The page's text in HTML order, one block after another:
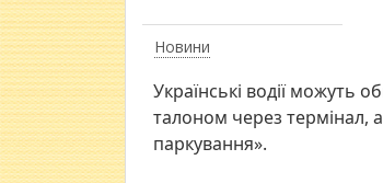
Новини
Українські водії можуть
талоном через термінал,
паркування».